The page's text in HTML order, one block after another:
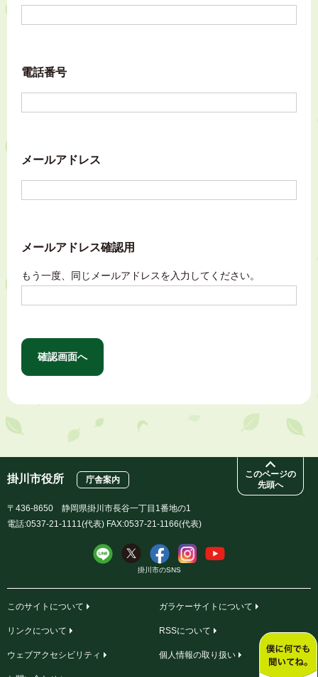
電話番号
メールアドレス
メールアドレス確認用
もう一度、同じメールアドレスを入力してください。
このページの
先頭へ
掛川市役所 庁舎案内
〒436-8650 静岡県掛川市長谷一丁目1番地の1
電話:0537-21-1111(代表) FAX:0537-21-1166(代表)
掛川市のSNS
このサイトについて ガラケーサイトについて
リンクについて RSSについて
ウェブアクセシビリティ 個人情報の取り扱い